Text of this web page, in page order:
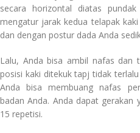
secara horizontal diatas
mengatur jarak kedua telapak
dan dengan postur dada Anda
Lalu, Anda bisa ambil nafas dan
posisi kaki ditekuk tapj tidak
Anda bisa membuang nafas
badan Anda. Anda dapat
15 repetisi.